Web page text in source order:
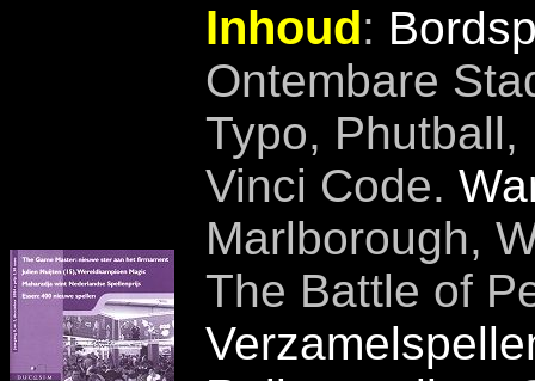
Inhoud:
Ontembare
Typo, Phutball,
Vinci Code.
Marlborough,
The Battle of